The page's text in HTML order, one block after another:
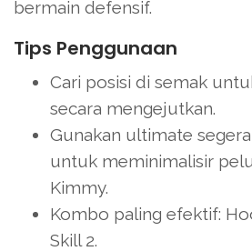
bermain defensif.
Tips Penggunaan
Cari posisi di semak
secara mengejutkan.
Gunakan ultimate
untuk meminimalisir
Kimmy.
Kombo paling efektif:
Skill 2.